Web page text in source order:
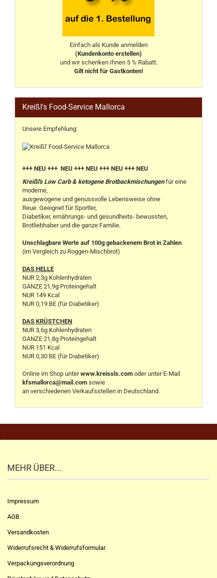
Einfach als Kunde anmelden
(Kundenkonto erstellen)
und wir schenken Ihnen 5 % Rabatt.
Gilt nicht für Gastkonten!
Kreißl's Food-Service Mallorca
Unsere Empfehlung:
+++ NEU +++ NEU +++ NEU +++ NEU +++ NEU
Kreißl's Low Carb & ketogene Brotbackmischungenfür eine
moderne,
ausgewogene und genussvolle Lebensweise ohne
Reue. Geeignet für Sportler,
Diabetiker, ernährungs- und gesundheits- bewussten,
Brotliebhaber und die ganze Familie.
Unschlagbare Werte auf 100g gebackenem Brot in Zahlen
(im Vergleich zu Roggen-Mischbrot)
DAS HELLE
NUR 2,3g Kohlenhydraten
GANZE 21,9g Proteingehalt
NUR 149 Kcal
NUR 0,19 BE (für Diabetiker)
DAS KRÜSTCHEN
NUR 3,6g Kohlenhydraten
GANZE 21,8g Proteingehalt
NUR 151 Kcal
NUR 0,30 BE (für Diabetiker)
Online im Shop unterwww.kreissls.com oder unter E-Mail
kfsmallorca@mail.com sowie
an verschiedenen Verkaufsstellen in Deutschland.
.
MEHR ÜBER...
Impressum
AGB
Versandkosten
Widerrufsrecht & Widerrufsformular
Verpackungsverordnung